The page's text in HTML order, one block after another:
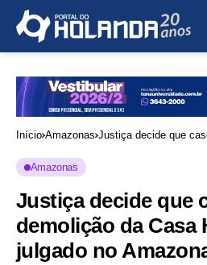
Início Amazonas Justiça decide que
Amazonas
Justiça decide que
demolição da Casa
julgado no